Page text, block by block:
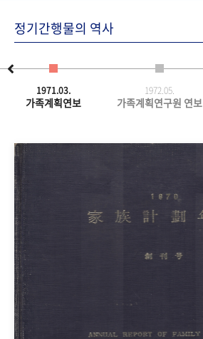
정기간행물의 역사
1971.03.
가족계획연보
1972.05.
가족계획연구원 연보